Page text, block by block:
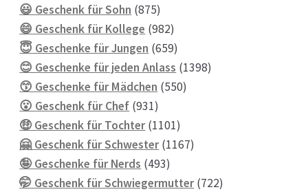
😃 Geschenk für Sohn 875875
Produkte
😄 Geschenk für Kollege 982982
Produkte
😇 Geschenke für Jungen 659659
Produkte
😊 Geschenke für jeden Anlass 13981398
😙 Geschenke für Mädchen 550550
😮 Geschenk für Chef 931931
Produkte
🤑 Geschenk für Tochter 11011101
Produkte
🤗 Geschenk für Schwester 11671167
🤪 Geschenke für Nerds 493493
Produkte
🤭 Geschenk für Schwiegermutter 722722